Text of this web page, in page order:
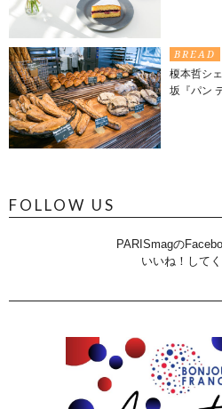
BREAD
榎本哲シ
坂『パン
FOLLOW US
PARISmagの
いいね！して